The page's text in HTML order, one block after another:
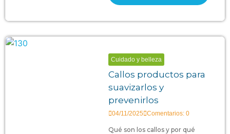
Cuidado y belleza
Callos productos para
suavizarlos y
prevenirlos
04/11/2025 Comentarios: 0
Qué son los callos y por qué